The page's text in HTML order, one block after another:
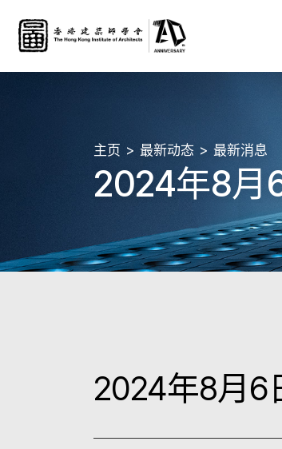
主页 最新动态 最新消息
2024年8月
2024年8月6